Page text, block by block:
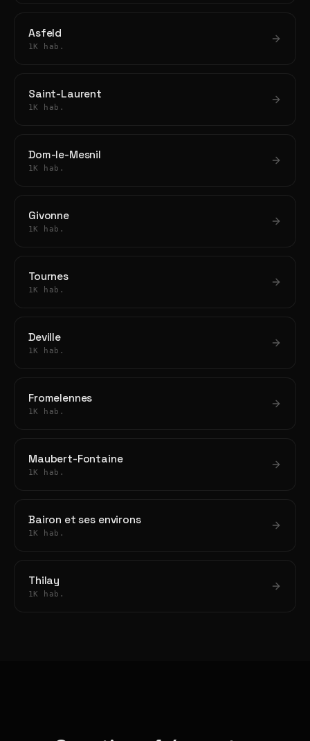
Asfeld
1K hab.
Saint-Laurent
1K hab.
Dom-le-Mesnil
1K hab.
Givonne
1K hab.
Tournes
1K hab.
Deville
1K hab.
Fromelennes
1K hab.
Maubert-Fontaine
1K hab.
Bairon et ses environs
1K hab.
Thilay
1K hab.